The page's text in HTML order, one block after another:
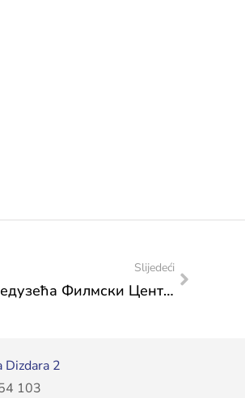
Slijedeći
За суфинансирање рада Јавног предузећа Филмски Центар Сарајево 200.000 КМ
Dizdara 2
103